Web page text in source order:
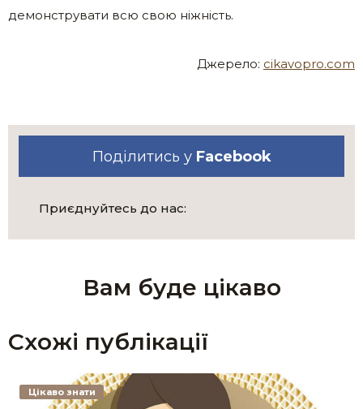
демонструвати всю свою ніжність.
Джерело: cikavopro.com
Поділитись у Facebook
Приєднуйтесь до нас:
Вам буде цікаво
Схожі публікації
Цікаво знати